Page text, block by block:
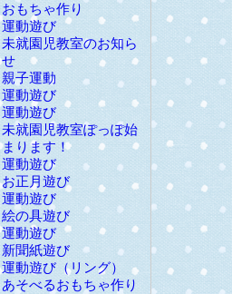
おもちゃ作り
運動遊び
未就園児教室のお知ら
せ
親子運動
運動遊び
運動遊び
未就園児教室ぽっぽ始
まります！
運動遊び
お正月遊び
運動遊び
絵の具遊び
運動遊び
新聞紙遊び
運動遊び（リング）
あそべるおもちゃ作り